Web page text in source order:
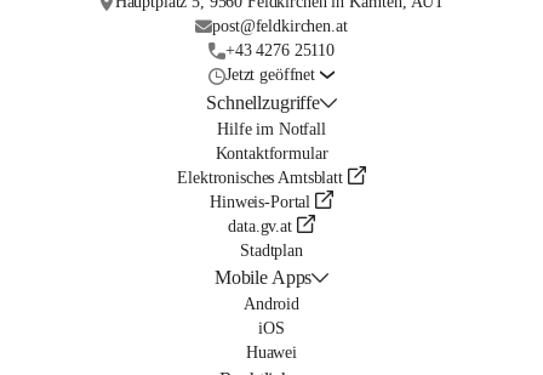
post@feldkirchen.at
+43 4276 25110
Jetzt geöffnet
Schnellzugriffe
Hilfe im Notfall
Kontaktformular
Elektronisches Amtsblatt
Hinweis-Portal
data.gv.at
Stadtplan
Mobile Apps
Android
iOS
Huawei